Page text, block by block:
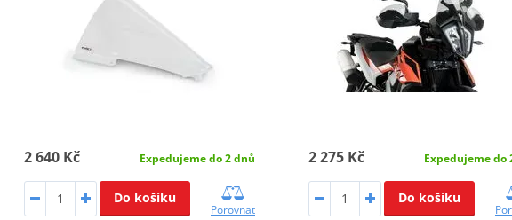
2 640 Kč Expedujeme do 2 dnů
Do košíku
Porovnat
2 275 Kč Expedujeme do
Do košíku